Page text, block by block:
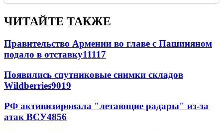
ЧИТАЙТЕ ТАКЖЕ
Правительство Армении во главе с Пашиняном
подало в отставку11117
Появились спутниковые снимки складов
Wildberries9019
РФ активизировала "летающие радары" из-за
атак ВСУ4856